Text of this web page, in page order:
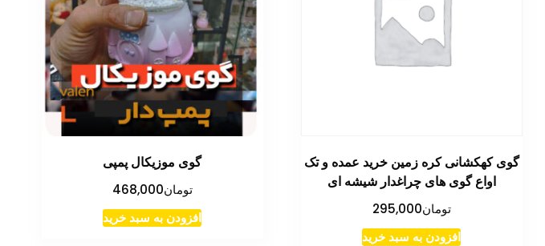
گوی کهکشانی کره زمین خرید عمده و تک
اواع گوی های چراغدار شیشه ای
تومان295,000
افزودن به سبد خرید
گوی موزیکال پمپی
تومان468,000
افزودن به سبد خرید